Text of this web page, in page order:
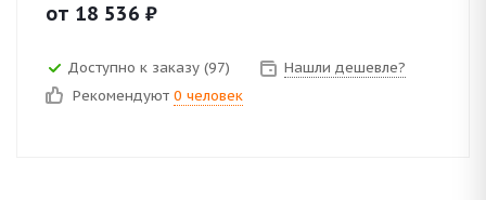
от 18 536 ₽
Доступно к заказу (97)
Нашли дешевле?
Рекомендуют 0 человек